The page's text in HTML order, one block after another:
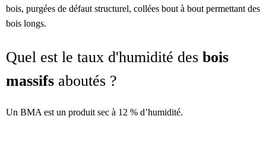
bois, purgées de défaut structurel, collées bout à bout permettant des
bois longs.
Quel est le taux d'humidité des bois
massifs aboutés ?
Un BMA est un produit sec à 12 % d’humidité.